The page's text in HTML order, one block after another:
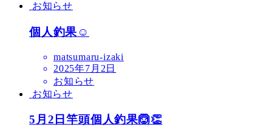
お知らせ
個人釣果☺️
matsumaru-izaki
2025年7月2日
お知らせ
お知らせ
5月2日竿頭個人釣果🙆👏